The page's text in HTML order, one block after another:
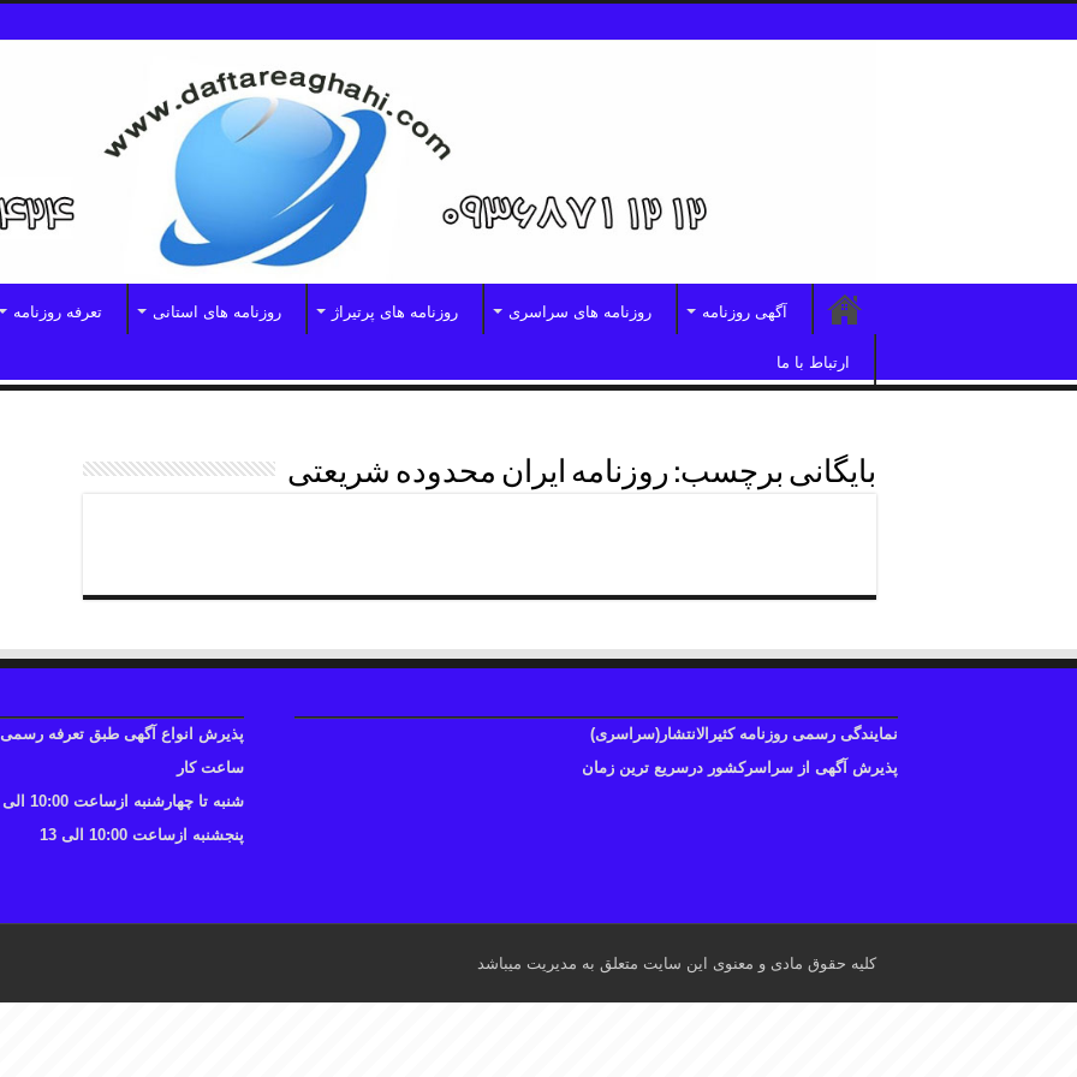
آگهی روزنامه روزنامه های سراسری روزنامه های پرتیراژ روزنامه های استانی تعرفه روزنامه
ارتباط با ما
بایگانی برچسب: روزنامه ایران محدوده شریعتی
نمایندگی رسمی روزنامه کثیرالانتشار(سراسری)
پذیرش آگهی از سراسرکشور درسریع ترین زمان
پذیرش انواع آگهی طبق تعرفه رسمی
ساعت کار
شنبه تا چهارشنبه ازساعت 10:00 الی 17
پنجشنبه ازساعت 10:00 الی 13
کلیه حقوق مادی و معنوی این سایت متعلق به مدیریت میباشد